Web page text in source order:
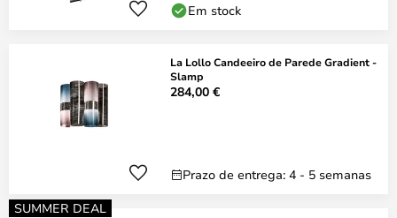
Em stock
La Lollo Candeeiro de Parede Gradient -
Slamp
284,00 €
Prazo de entrega: 4 - 5 semanas
SUMMER DEAL